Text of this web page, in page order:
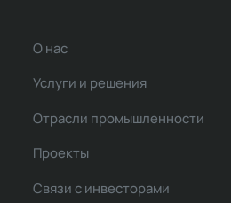
О нас
Услуги и решения
Отрасли промышленности
Проекты
Связи с инвесторами